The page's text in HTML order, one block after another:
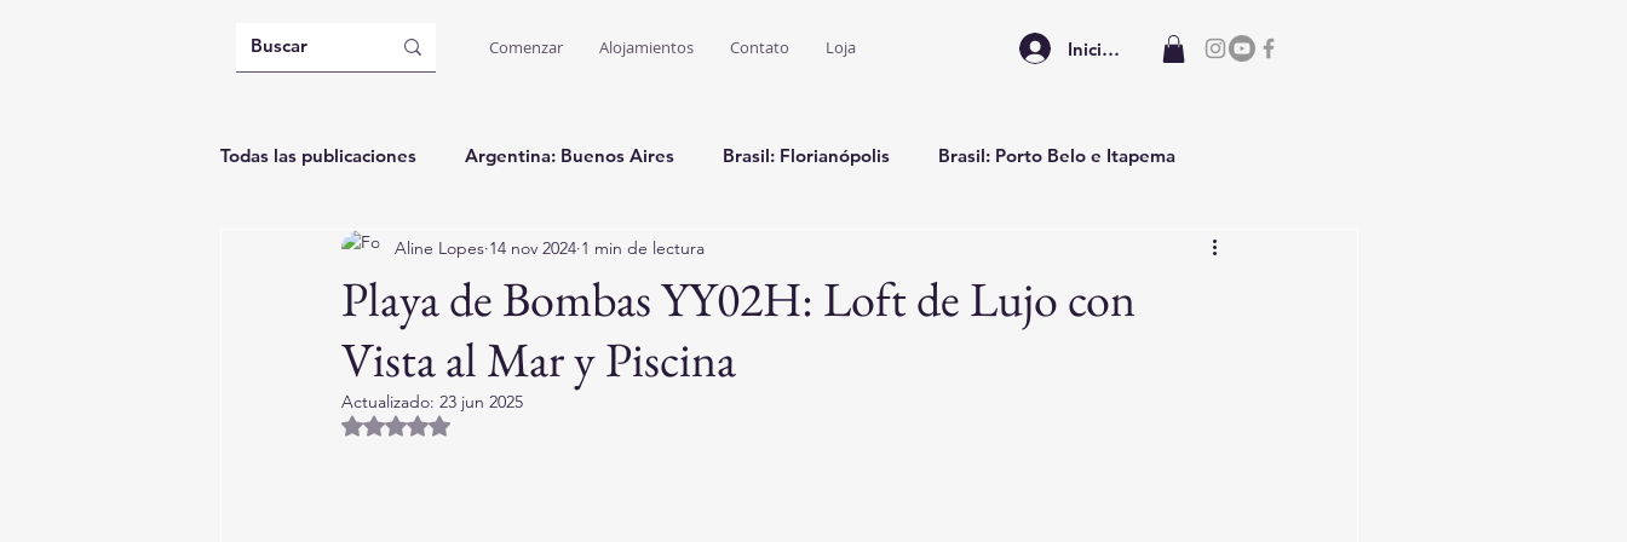
Comenzar Alojamientos Contato Loja Iniciar sesión
Todas las publicaciones Argentina: Buenos Aires Brasil: Florianópolis Brasil: Porto Belo e Itapema
Brasil: Governador Celso Ramos Brasil: Bombinhas
Playa de Bombas YY02H: Loft de Lujo con
Vista al Mar y Piscina
Aline Lopes 14 nov 2024 1 min de lectura
Actualizado: 23 jun 2025
Obtuvo NaN de 5 estrellas.